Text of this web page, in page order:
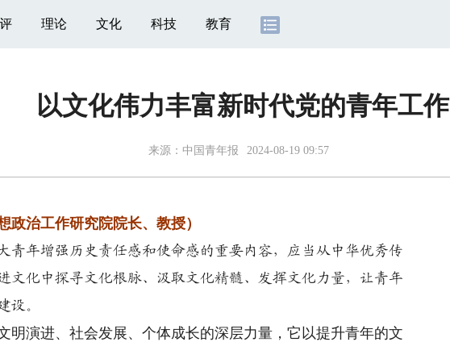
理论 文化 科技 教育
以文化伟力丰富新时代党的青年工作
来源： 中国青年报 2024-08-19 09:57
治工作研究院院长、教授）
年增强历史责任感和使命感的重要内容，应当从中华优秀传
文化中探寻文化根脉、汲取文化精髓、发挥文化力量，让青年
设。
演进、社会发展、个体成长的深层力量，它以提升青年的文